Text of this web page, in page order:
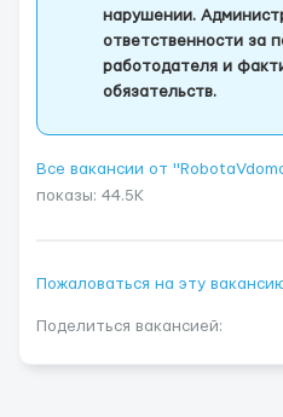
нарушении.
ответственности за
работодателя и
обязательств.
Все вакансии от
показы: 44.5K
Пожаловаться на эту
Поделиться вакансией: